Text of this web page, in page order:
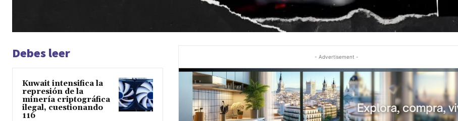
Debes leer
Kuwait intensifica la
represión de la
minería criptográfica
ilegal, cuestionando
116
- Advertisement -